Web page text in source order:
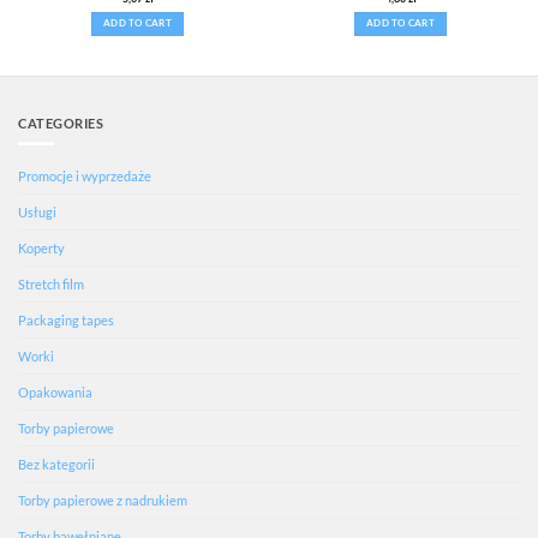
ADD TO CART
out of 5
ADD TO CART
CATEGORIES
Promocje i wyprzedaże
Usługi
Koperty
Stretch film
Packaging tapes
Worki
Opakowania
Torby papierowe
Bez kategorii
Torby papierowe z nadrukiem